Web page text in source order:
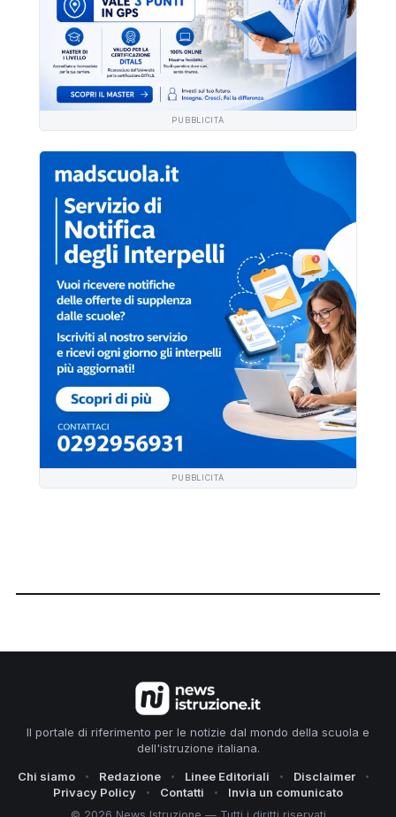
PUBBLICITÀ
PUBBLICITÀ
Il portale di riferimento per le notizie dal mondo della scuola e
dell'istruzione italiana.
Chi siamo
Redazione Linee Editoriali
Disclaimer
Privacy Policy
Contatti Invia un comunicato